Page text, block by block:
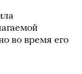
во время его